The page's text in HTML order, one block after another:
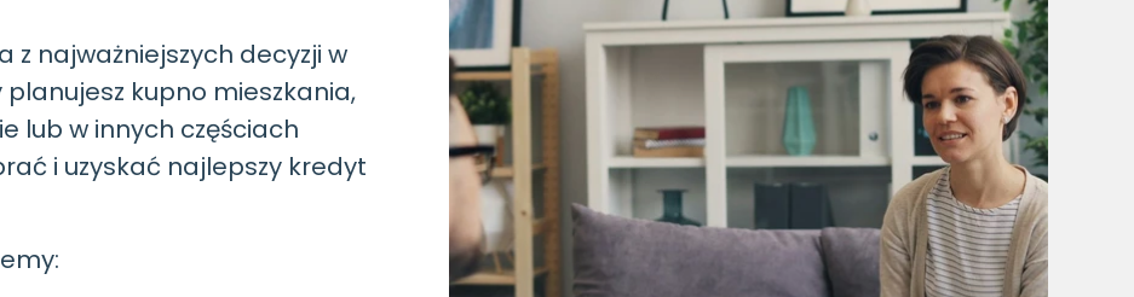
z najważniejszych decyzji w
planujesz kupno mieszkania,
lub w innych częściach
i uzyskać najlepszy kredyt